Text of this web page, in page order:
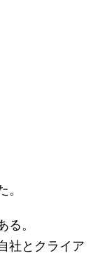
。
社とクライア